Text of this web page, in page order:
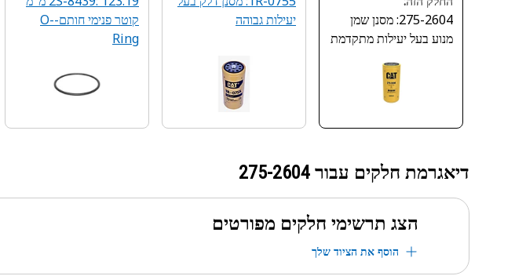
275-2604: מסנן שמן
מנוע בעל יעילות מתקדמת
יעילות גבוהה
קוטר פנימי חותם-O-
Ring
דיאגרמת חלקים עבור 275-2604
הצג תרשימי חלקים מפורטים
הוסף את הציוד שלך